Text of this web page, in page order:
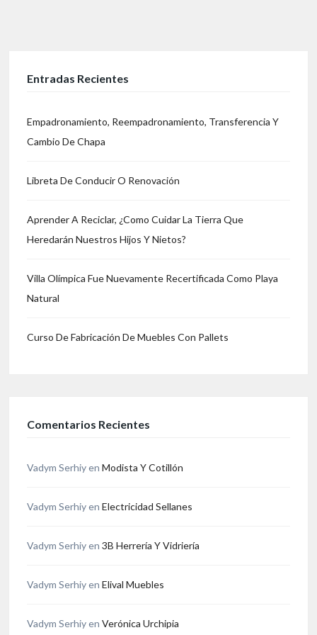
Entradas Recientes
Empadronamiento, Reempadronamiento, Transferencia Y
Cambio De Chapa
Libreta De Conducir O Renovación
Aprender A Reciclar, ¿Como Cuidar La Tierra Que
Heredarán Nuestros Hijos Y Nietos?
Villa Olímpica Fue Nuevamente Recertificada Como Playa
Natural
Curso De Fabricación De Muebles Con Pallets
Comentarios Recientes
Vadym Serhiyen Modista Y Cotillón
Vadym Serhiyen Electricidad Sellanes
Vadym Serhiyen 3B Herrería Y Vidriería
Vadym Serhiyen Elival Muebles
Vadym Serhiyen Verónica Urchipia